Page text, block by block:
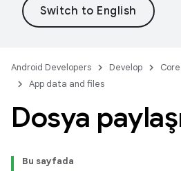
Android Developers Develop
App data and files
Dosya
Bu sayfada